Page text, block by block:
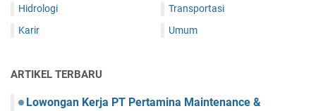
Hidrologi
Karir
Transportasi
Umum
ARTIKEL TERBARU
Lowongan Kerja PT Pertamina Maintenance &